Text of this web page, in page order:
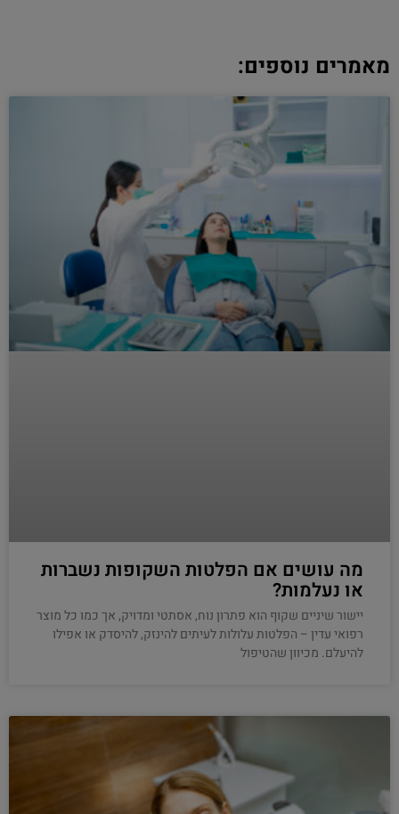
מאמרים נוספים:
מה עושים אם הפלטות השקופות נשברות
או נעלמות?
יישור שיניים שקוף הוא פתרון נוח, אסתטי ומדויק, אך כמו כל מוצר
רפואי עדין – הפלטות עלולות לעיתים להינזק, להיסדק או אפילו
להיעלם. מכיוון שהטיפול